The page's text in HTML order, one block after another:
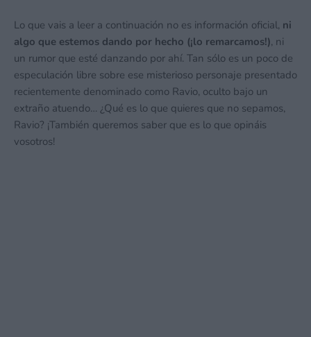
Lo que vais a leer a continuación no es información oficial, ni
algo que estemos dando por hecho (¡lo remarcamos!), ni
un rumor que esté danzando por ahí. Tan sólo es un poco de
especulación libre sobre ese misterioso personaje presentado
recientemente denominado como Ravio, oculto bajo un
extraño atuendo… ¿Qué es lo que quieres que no sepamos,
Ravio? ¡También queremos saber que es lo que opináis
vosotros!